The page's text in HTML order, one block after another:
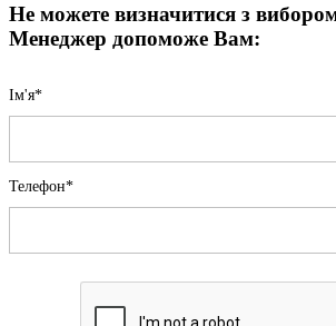
Не можете визначитися з
Менеджер допоможе Вам:
Iм'я*
Телефон*